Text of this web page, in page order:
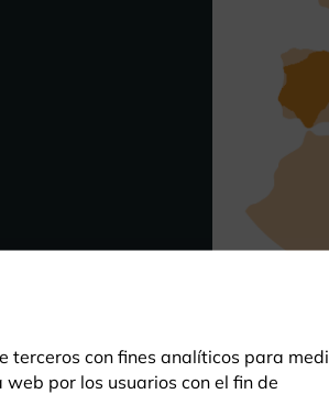
terceros con fines analíticos para
por los usuarios con el fin de